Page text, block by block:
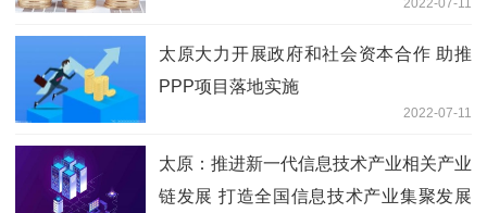
太原大力开展政府和社会资本合作 助推
PPP项目落地实施
2022-07-11
太原：推进新一代信息技术产业相关产业
链发展 打造全国信息技术产业集聚发展